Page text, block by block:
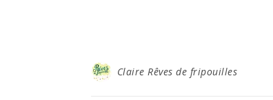
Claire Rêves de fripouilles